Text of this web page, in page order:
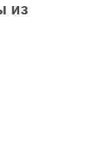
из